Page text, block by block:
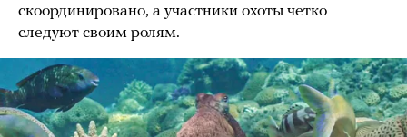
скоординировано, а участники охоты четко
следуют своим ролям.